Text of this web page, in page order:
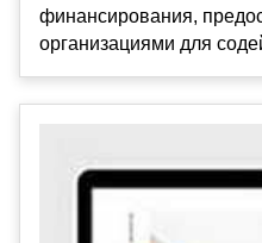
финансирования,
организациями для